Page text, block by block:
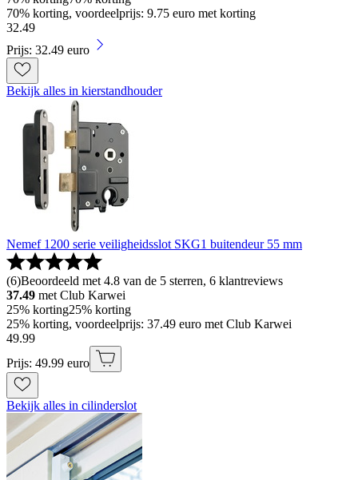
70% korting, voordeelprijs: 9.75 euro met korting
32.49
Prijs: 32.49 euro
Bekijk alles in kierstandhouder
Nemef 1200 serie veiligheidsslot SKG1 buitendeur 55 mm
(6)Beoordeeld met 4.8 van de 5 sterren, 6 klantreviews
37.49 met Club Karwei
25% korting25% korting
25% korting, voordeelprijs: 37.49 euro met Club Karwei
49.99
Prijs: 49.99 euro
Bekijk alles in cilinderslot